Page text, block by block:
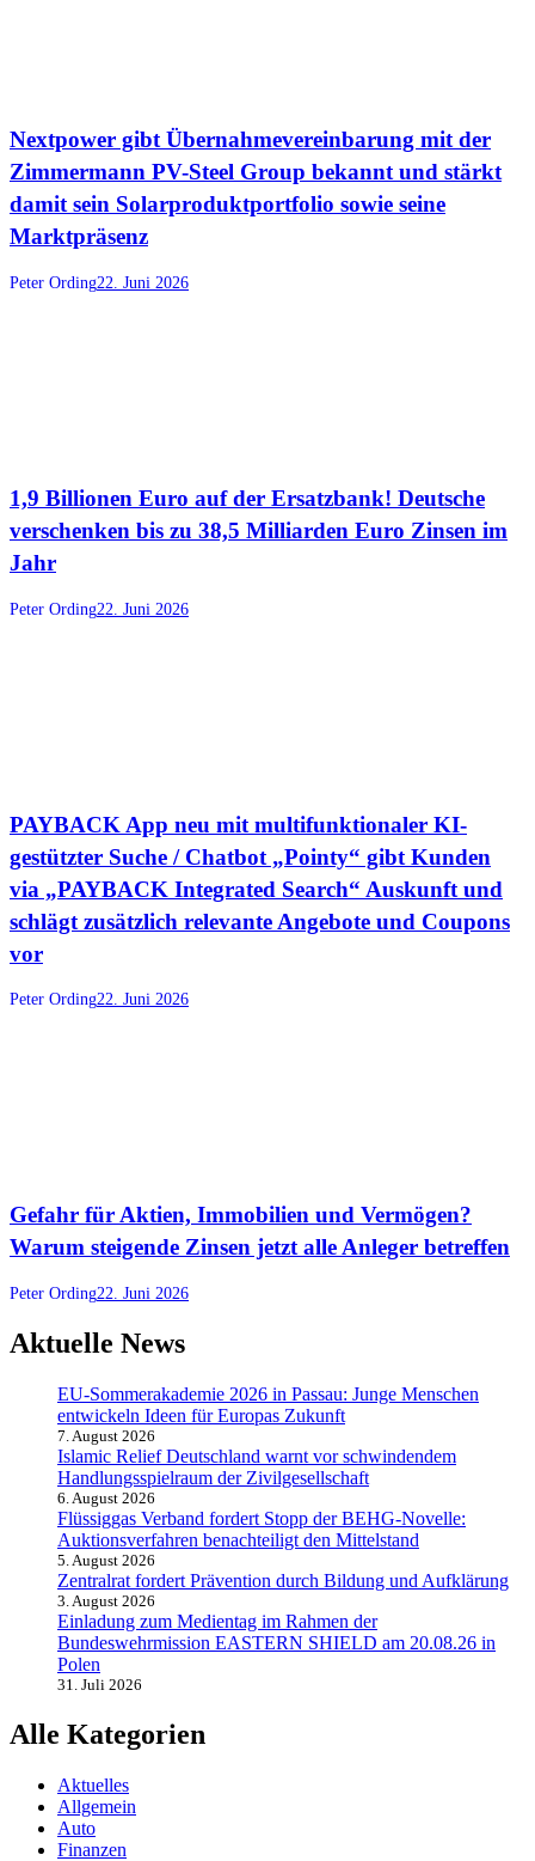
Nextpower gibt Übernahmevereinbarung mit der
Zimmermann PV-Steel Group bekannt und stärkt
damit sein Solarproduktportfolio sowie seine
Marktpräsenz
Peter Ording22. Juni 2026
1,9 Billionen Euro auf der Ersatzbank! Deutsche
verschenken bis zu 38,5 Milliarden Euro Zinsen im
Jahr
Peter Ording22. Juni 2026
PAYBACK App neu mit multifunktionaler KI-
gestützter Suche / Chatbot „Pointy“ gibt Kunden
via „PAYBACK Integrated Search“ Auskunft und
schlägt zusätzlich relevante Angebote und Coupons
vor
Peter Ording22. Juni 2026
Gefahr für Aktien, Immobilien und Vermögen?
Warum steigende Zinsen jetzt alle Anleger betreffen
Peter Ording22. Juni 2026
Aktuelle News
EU-Sommerakademie 2026 in Passau: Junge Menschen
entwickeln Ideen für Europas Zukunft
7. August 2026
Islamic Relief Deutschland warnt vor schwindendem
Handlungsspielraum der Zivilgesellschaft
6. August 2026
Flüssiggas Verband fordert Stopp der BEHG-Novelle:
Auktionsverfahren benachteiligt den Mittelstand
5. August 2026
Zentralrat fordert Prävention durch Bildung und Aufklärung
3. August 2026
Einladung zum Medientag im Rahmen der
Bundeswehrmission EASTERN SHIELD am 20.08.26 in
Polen
31. Juli 2026
Alle Kategorien
Aktuelles
Allgemein
Auto
Finanzen